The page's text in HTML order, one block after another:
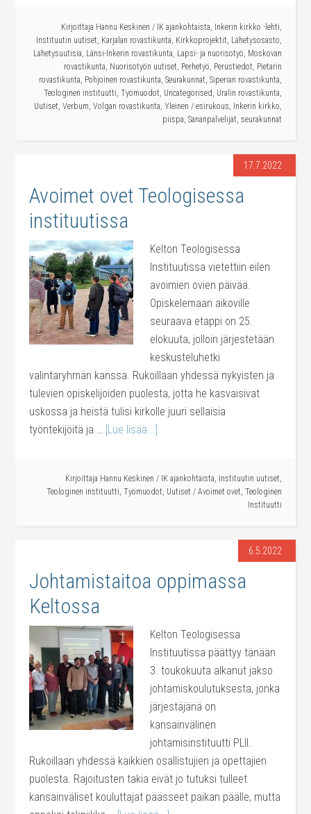
Kirjoittaja Hannu Keskinen / IK ajankohtaista, Inkerin kirkko -lehti,
Instituutin uutiset, Karjalan rovastikunta, Kirkkoprojektit, Lähetysosasto,
Lähetysuutisia, Länsi-Inkerin rovastikunta, Lapsi- ja nuorisotyö, Moskovan
rovastikunta, Nuorisotyön uutiset, Perhetyö, Perustiedot, Pietarin
rovastikunta, Pohjoinen rovastikunta, Seurakunnat, Siperian rovastikunta,
Teologinen instituutti, Työmuodot, Uncategorised, Uralin rovastikunta,
Uutiset, Verbum, Volgan rovastikunta, Yleinen / esirukous, Inkerin kirkko,
piispa, Sananpalvelijat, seurakunnat
17.7.2022
Avoimet ovet Teologisessa
instituutissa
Kelton Teologisessa
Instituutissa vietettiin eilen
avoimien ovien päivää.
Opiskelemaan aikoville
seuraava etappi on 25.
elokuuta, jolloin järjestetään
keskusteluhetki
valintaryhmän kanssa. Rukoillaan yhdessä nykyisten ja
tulevien opiskelijoiden puolesta, jotta he kasvaisivat
uskossa ja heistä tulisi kirkolle juuri sellaisia
työntekijöitä ja … [Lue lisää...]
Kirjoittaja Hannu Keskinen / IK ajankohtaista, Instituutin uutiset,
Teologinen instituutti, Työmuodot, Uutiset / Avoimet ovet, Teologinen
Instituutti
6.5.2022
Johtamistaitoa oppimassa
Keltossa
Kelton Teologisessa
Instituutissa päättyy tänään
3. toukokuuta alkanut jakso
johtamiskoulutuksesta, jonka
järjestäjänä on
kansainvälinen
johtamisinstituutti PLII.
Rukoillaan yhdessä kaikkien osallistujien ja opettajien
puolesta. Rajoitusten takia eivät jo tutuksi tulleet
kansainväliset kouluttajat päässeet paikan päälle, mutta